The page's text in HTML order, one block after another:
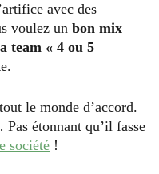
avec des
voulez un bon mix
team « 4 ou 5
le monde d’accord.
étonnant qu’il fasse
société !